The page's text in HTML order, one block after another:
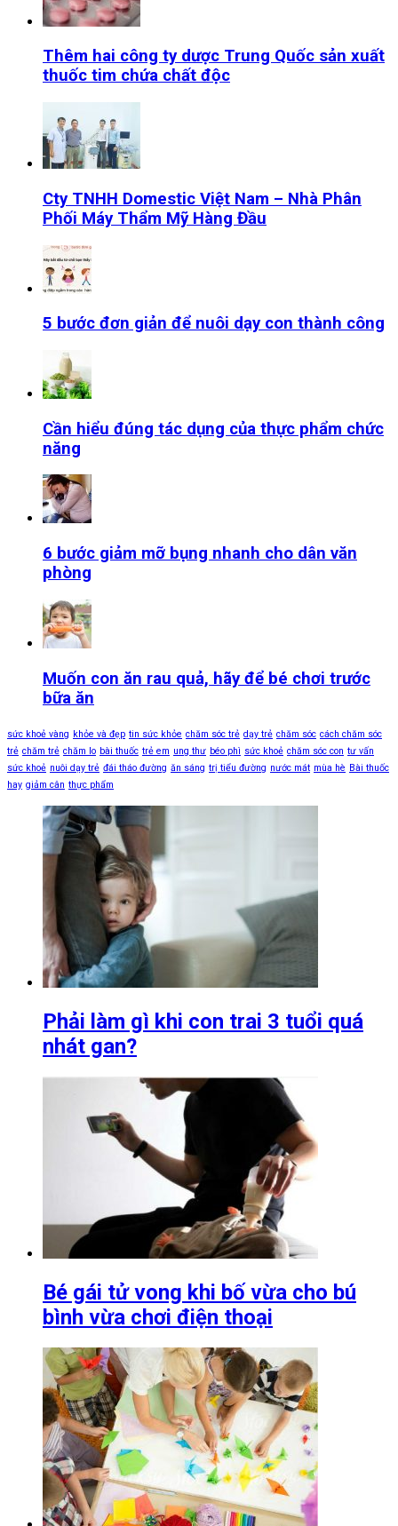
Thêm hai công ty dược Trung Quốc sản xuất
thuốc tim chứa chất độc
Cty TNHH Domestic Việt Nam – Nhà Phân
Phối Máy Thẩm Mỹ Hàng Đầu
5 bước đơn giản để nuôi dạy con thành công
Cần hiểu đúng tác dụng của thực phẩm chức
năng
6 bước giảm mỡ bụng nhanh cho dân văn
phòng
Muốn con ăn rau quả, hãy để bé chơi trước
bữa ăn
sức khoẻ vàng khỏe và đẹp tin sức khỏe chăm sóc trẻ dạy trẻ chăm sóc cách chăm sóc
trẻ chăm trẻ chăm lo bài thuốc trẻ em ung thư béo phì sức khoẻ chăm sóc con tư vấn
sức khoẻ nuôi dạy trẻ đái tháo đường ăn sáng trị tiểu đường nước mát mùa hè Bài thuốc
hay giảm cân thực phẩm
Phải làm gì khi con trai 3 tuổi quá
nhát gan?
Bé gái tử vong khi bố vừa cho bú
bình vừa chơi điện thoại